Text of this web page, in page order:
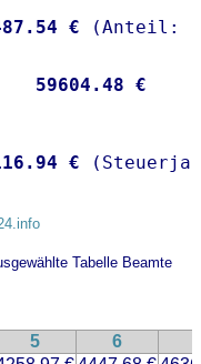
€
59604.48 €
€
Tabelle Beamte
5 6